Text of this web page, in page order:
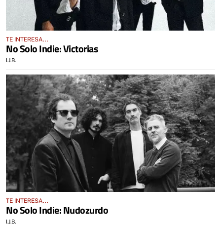
TE INTERESA...
No Solo Indie: Victorias
I.J.B.
TE INTERESA...
No Solo Indie: Nudozurdo
I.J.B.